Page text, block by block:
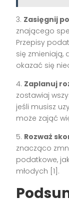
3. Zasięgnij
znającego
Przepisy
się
okazać się
4. Zaplanuj
zostawiaj
jeśli musisz
może zająć
5. Rozważ
znacząco
podatkowe,
młodych [1].